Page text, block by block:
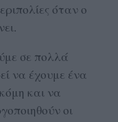
όταν ο
σε πολλά
να έχουμε ένα
και να
οι